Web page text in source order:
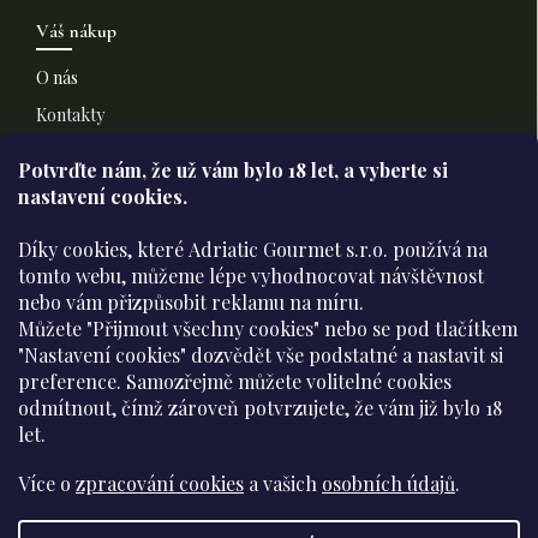
Potvrďte nám​​, že už vám bylo 18 let, a vyberte si
nastavení cookies.
Díky cookies, které Adriatic Gourmet s.r.o. používá na
tomto webu, můžeme lépe vyhodnocovat návštěvnost
nebo vám přizpůsobit reklamu na míru.
Můžete "Přijmout všechny cookies" nebo se pod tlačítkem
"Nastavení cookies" dozvědět vše podstatné a nastavit si
preference. Samozřejmě můžete volitelné cookies
odmítnout, čímž zároveň potvrzujete, že vám již bylo 18
let.
Více o zpracování cookies a vašich osobních údajů.
Váš nákup
O nás
Kontakty
Všeobecné obchodní podmínky
Podmínky ochrany osobních údajů
Moje objednávka
Přijímáme online platby